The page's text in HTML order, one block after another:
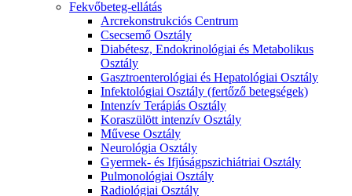
Fekvőbeteg-ellátás
Arcrekonstrukciós Centrum
Csecsemő Osztály
Diabétesz, Endokrinológiai és Metabolikus
Osztály
Gasztroenterológiai és Hepatológiai Osztály
Infektológiai Osztály (fertőző betegségek)
Intenzív Terápiás Osztály
Koraszülött intenzív Osztály
Művese Osztály
Neurológia Osztály
Gyermek- és Ifjúságpszichiátriai Osztály
Pulmonológiai Osztály
Radiológiai Osztály